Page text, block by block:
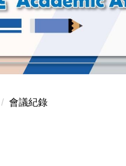
會議紀錄